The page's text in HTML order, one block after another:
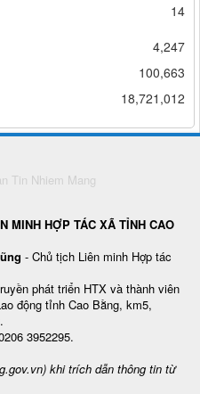
14
4,247
100,663
18,721,012
MINH HỢP TÁC XÃ TỈNH CAO
- Chủ tịch Liên minh Hợp tác
phát triển HTX và thành viên
động tỉnh Cao Bằng, km5,
3952295.
) khi trích dẫn thông tin từ